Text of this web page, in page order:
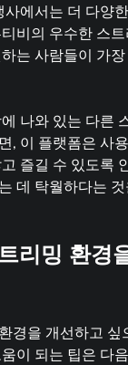
에서는 더 다양
비의 우수한 스
는 사람들이 가
나와 있는 다른
, 이 플랫폼은 사
즐길 수 있도록
데 탁월하다는
리밍 환경
경을 개선하고 싶
이 되는 팁은 다